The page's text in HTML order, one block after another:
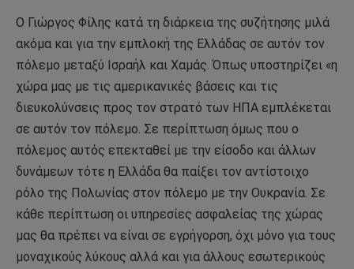
Ο Γιώργος Φίλης κατά τη διάρκεια της συζήτησης μιλά
ακόμα και για την εμπλοκή της Ελλάδας σε αυτόν τον
πόλεμο μεταξύ Ισραήλ και Χαμάς. Όπως υποστηρίζει «η
χώρα μας με τις αμερικανικές βάσεις και τις
διευκολύνσεις προς τον στρατό των ΗΠΑ εμπλέκεται
σε αυτόν τον πόλεμο. Σε περίπτωση όμως που ο
πόλεμος αυτός επεκταθεί με την είσοδο και άλλων
δυνάμεων τότε η Ελλάδα θα παίξει τον αντίστοιχο
ρόλο της Πολωνίας στον πόλεμο με την Ουκρανία. Σε
κάθε περίπτωση οι υπηρεσίες ασφαλείας της χώρας
μας θα πρέπει να είναι σε εγρήγορση, όχι μόνο για τους
μοναχικούς λύκους αλλά και για άλλους εσωτερικούς